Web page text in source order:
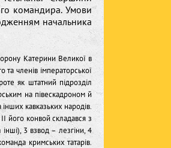
командира. Умови
начальника
Катерини Великої в
членів імператорської
як штатний підрозділ
на півескадроном й
інших кавказьких народів.
його конвой складався з
3 взвод – лезгіни, 4
кримських татарів.